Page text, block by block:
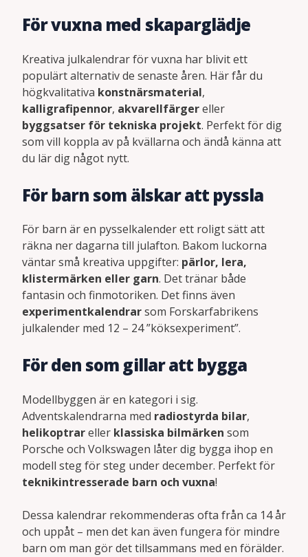
För vuxna med skaparglädje
Kreativa julkalendrar för vuxna har blivit ett
populärt alternativ de senaste åren. Här får du
högkvalitativa konstnärsmaterial,
kalligrafipennor, akvarellfärgereller
byggsatser för tekniska projekt. Perfekt för dig
som vill koppla av på kvällarna och ändå känna att
du lär dig något nytt.
För barn som älskar att pyssla
För barn är en pysselkalender ett roligt sätt att
räkna ner dagarna till julafton. Bakom luckorna
väntar små kreativa uppgifter: pärlor, lera,
klistermärken eller garn. Det tränar både
fantasin och finmotoriken. Det finns även
experimentkalendrarsom Forskarfabrikens
julkalender med 12 – 24 ”köksexperiment”.
För den som gillar att bygga
Modellbyggen är en kategori i sig.
Adventskalendrarna med radiostyrda bilar,
helikoptrareller klassiska bilmärken som
Porsche och Volkswagen låter dig bygga ihop en
modell steg för steg under december. Perfekt för
teknikintresserade barn och vuxna!
Dessa kalendrar rekommenderas ofta från ca 14 år
och uppåt – men det kan även fungera för mindre
barn om man gör det tillsammans med en förälder.